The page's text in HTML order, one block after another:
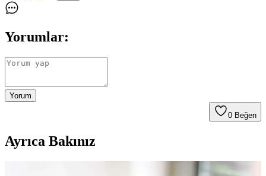
Yorumlar:
Yorum
0 Beğen
Ayrıca Bakınız